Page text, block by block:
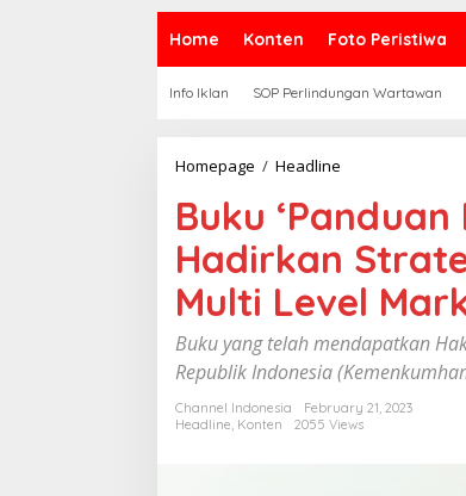
Home Konten Foto Peristiwa
Info Iklan SOP Perlindungan Wartawan
Homepage / Headline
k
u
a
n
d
a
n
M
Buku ‘Panduan
Hadirkan
Multi Level
Buku yang telah mendapatkan
Republik Indonesia
Channel Indonesia
February 21, 2023
Headline, Konten 2055 Views